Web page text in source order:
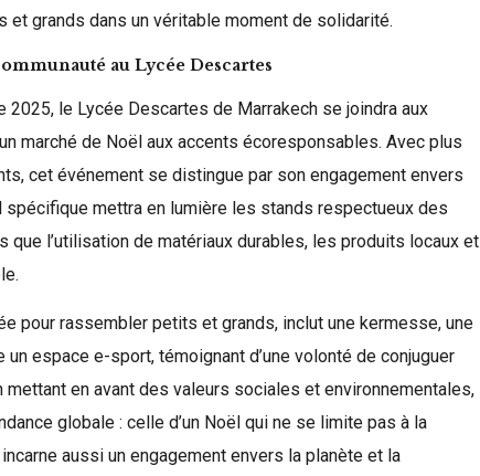
grands dans un véritable moment de solidarité.
au Lycée Descartes
2025, le Lycée Descartes de Marrakech se joindra aux
marché de Noël aux accents écoresponsables. Avec plus
cet événement se distingue par son engagement envers
spécifique mettra en lumière les stands respectueux des
que l’utilisation de matériaux durables, les produits locaux et
pour rassembler petits et grands, inclut une kermesse, une
espace e-sport, témoignant d’une volonté de conjuguer
mettant en avant des valeurs sociales et environnementales,
globale : celle d’un Noël qui ne se limite pas à la
aussi un engagement envers la planète et la